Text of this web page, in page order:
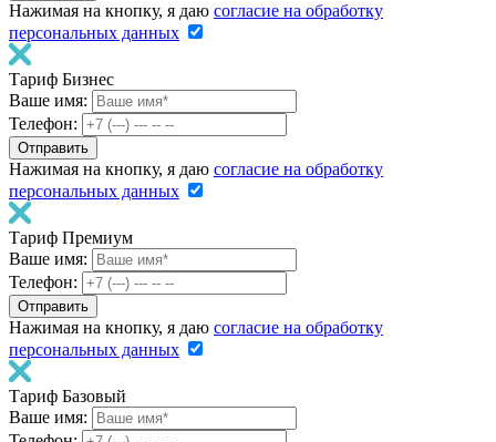
Нажимая на кнопку, я даю согласие на обработку
персональных данных
Тариф Бизнес
Ваше имя:
Телефон:
Нажимая на кнопку, я даю согласие на обработку
персональных данных
Тариф Премиум
Ваше имя:
Телефон:
Нажимая на кнопку, я даю согласие на обработку
персональных данных
Тариф Базовый
Ваше имя: